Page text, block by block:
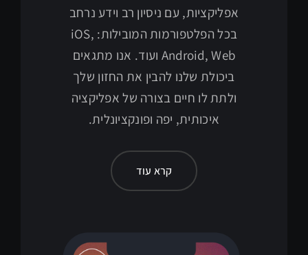
אפליקציות, עם ניסיון רב וידע נרחב
בכל הפלטפורמות המובילות: iOS,
Android, Web ועוד. אנו מתגאים
ביכולת שלנו להבין את החזון שלך
ולתת לו חיים בצורה של אפליקציה
איכותית, יפה ופונקציונלית.
קרא עוד